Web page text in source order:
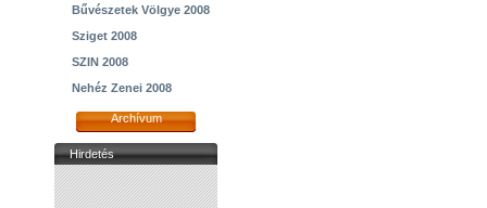
Bűvészetek Völgye 2008
Sziget 2008
SZIN 2008
Nehéz Zenei 2008
Archívum
Hirdetés